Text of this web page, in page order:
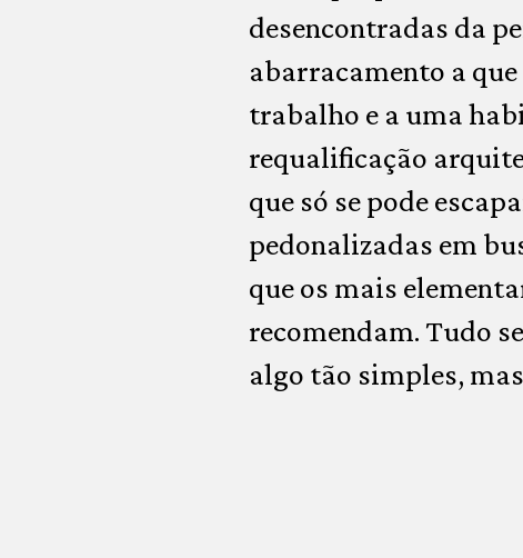
desencontradas da
abarracamento a
trabalho e a uma
requalificação
que só se pode
pedonalizadas em
que os mais
recomendam. Tudo
algo tão simples,